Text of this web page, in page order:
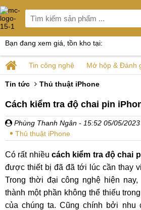
Bạn đang xem giá, tồn kho tại:
Tin công nghệ Mở hộp & Đánh
Tin tức Thủ thuật iPhone
Cách kiểm tra độ chai pin
Phùng Thanh Ngân - 15:52 05/05/2023
Thủ thuật iPhone
Có rất nhiều cách kiểm tra độ chai
được thiết bị đã đã tới lúc cần thay
Trong thời đại công nghệ hiện
thành một phần không thể thiếu
của chúng ta. Cũng chính bởi nhu